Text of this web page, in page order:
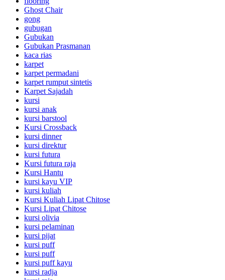
Ghost Chair
gong
gubugan
Gubukan
Gubukan Prasmanan
kaca rias
karpet
karpet permadani
karpet rumput sintetis
Karpet Sajadah
kursi
kursi anak
kursi barstool
Kursi Crossback
kursi dinner
kursi direktur
kursi futura
Kursi futura raja
Kursi Hantu
kursi kayu VIP
kursi kuliah
Kursi Kuliah Lipat Chitose
Kursi Lipat Chitose
kursi olivia
kursi pelaminan
kursi pijat
kursi puff
kursi puff
kursi puff kayu
kursi radja